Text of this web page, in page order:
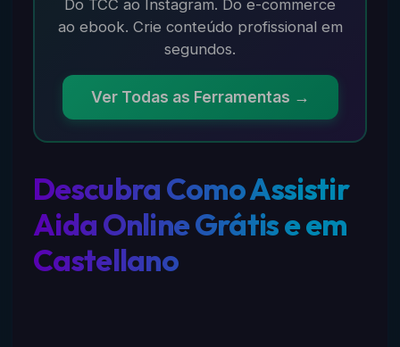
Do TCC ao Instagram. Do e-commerce
ao ebook. Crie conteúdo profissional em
segundos.
Ver Todas as Ferramentas →
Descubra Como Assistir
Aida Online Grátis e em
Castellano